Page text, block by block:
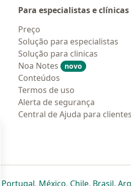
Para especialistas e clínicas
Preço
Solução para especialistas
Solução para clinicas
Noa Notes
novo
Conteúdos
Termos de uso
Alerta de segurança
Central de Ajuda para clientes
novo separador
abre num novo separador
Portugalabre num novo
, Méxicoabre num novo
, Chileabre num
, Brasil,